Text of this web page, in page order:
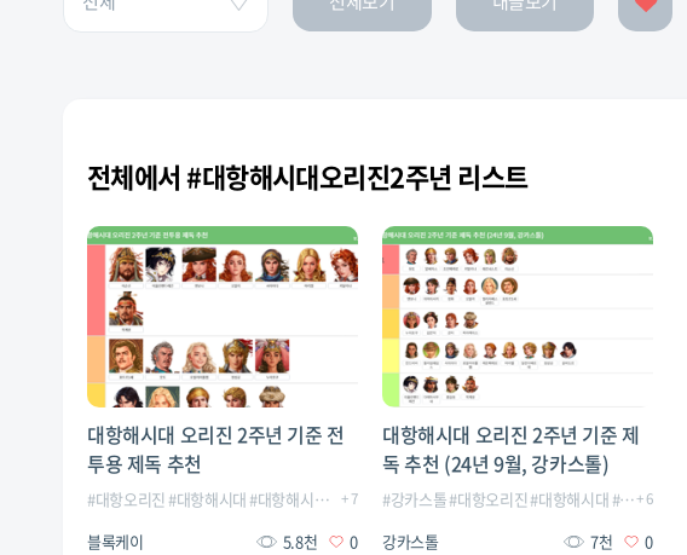
전체에서 #대항해시대오리진2주년 리스트
대항해시대 오리진 2주년 기준 전
투용 제독 추천
#대항오리진 #대항해시대#대항해시대오리진 대항해시대오리진2주년#대항해시대오리진제독
+7
블록케이 5.8천 0
대항해시대 오리진 2주년 기준 제
독 추천 (24년 9월, 강카스톨)
#강카스톨#대항오리진#대항해시대#대항해시
+6
강카스톨 7천 0